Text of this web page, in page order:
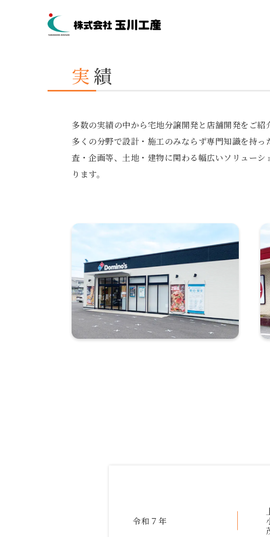
実績
多数の実績の中から宅地分譲開発と店舗開発をご紹
多くの分野で設計・施工のみならず専門知識を持っ
査・企画等、土地・建物に関わる幅広いソリューシ
ります。
令和７年